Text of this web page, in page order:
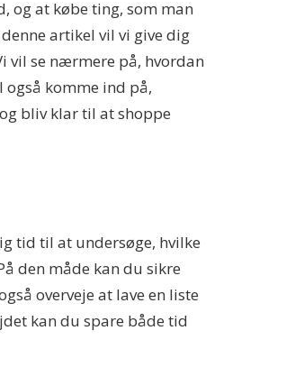
og at købe ting, som man
artikel vil vi give dig
vil se nærmere på, hvordan
komme ind på,
bliv klar til at shoppe
tid til at undersøge, hvilke
den måde kan du sikre
overveje at lave en liste
kan du spare både tid